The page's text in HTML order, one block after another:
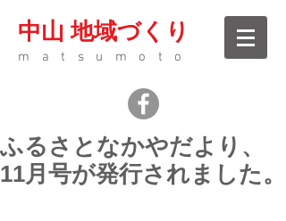
中山 地域づくり
matsumoto
ふるさとなかやだより、
11月号が発行されました。